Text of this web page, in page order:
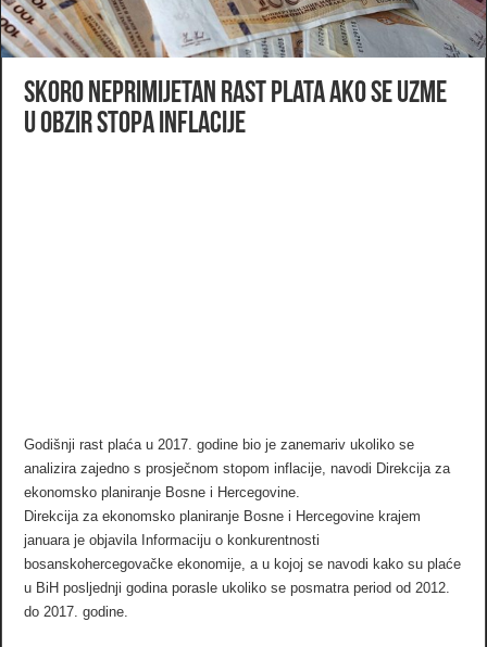
Skoro neprimijetan rast plata ako se uzme
u obzir stopa inflacije
Godišnji rast plaća u 2017. godine bio je zanemariv ukoliko se
analizira zajedno s prosječnom stopom inflacije, navodi Direkcija za
ekonomsko planiranje Bosne i Hercegovine.
Direkcija za ekonomsko planiranje Bosne i Hercegovine krajem
januara je objavila Informaciju o konkurentnosti
bosanskohercegovačke ekonomije, a u kojoj se navodi kako su plaće
u BiH posljednji godina porasle ukoliko se posmatra period od 2012.
do 2017. godine.